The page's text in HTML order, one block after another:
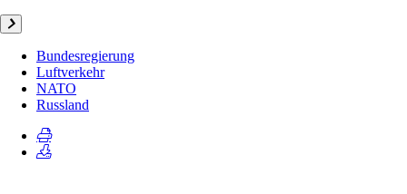
Bundesregierung
Luftverkehr
NATO
Russland